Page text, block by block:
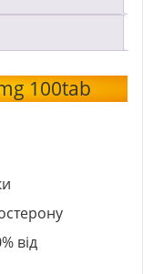
100tab
від